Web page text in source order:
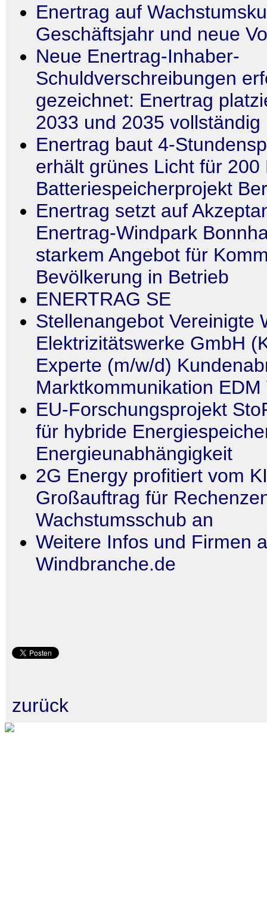
Enertrag auf
Geschäftsjahr und neue
Neue Enertrag-Inhaber-
Schuldverschreibungen
gezeichnet: Enertrag
2033 und 2035 vollständig
Enertrag baut 4-
erhält grünes Licht für 200
Batteriespeicherprojekt
Enertrag setzt auf
Enertrag-Windpark
starkem Angebot für
Bevölkerung in Betrieb
ENERTRAG SE
Stellenangebot Vereinigte
Elektrizitätswerke GmbH
Experte (m/w/d)
Marktkommunikation EDM
EU-Forschungsprojekt
für hybride
Energieunabhängigkeit
2G Energy profitiert vom
Großauftrag für
Wachstumsschub an
Weitere Infos und Firmen
Windbranche.de
zurück